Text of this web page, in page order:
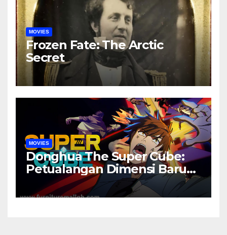
MOVIES
Frozen Fate: The Arctic
Secret
MOVIES
Donghua The Super Cube:
Petualangan Dimensi Baru
yang Penuh Misteri